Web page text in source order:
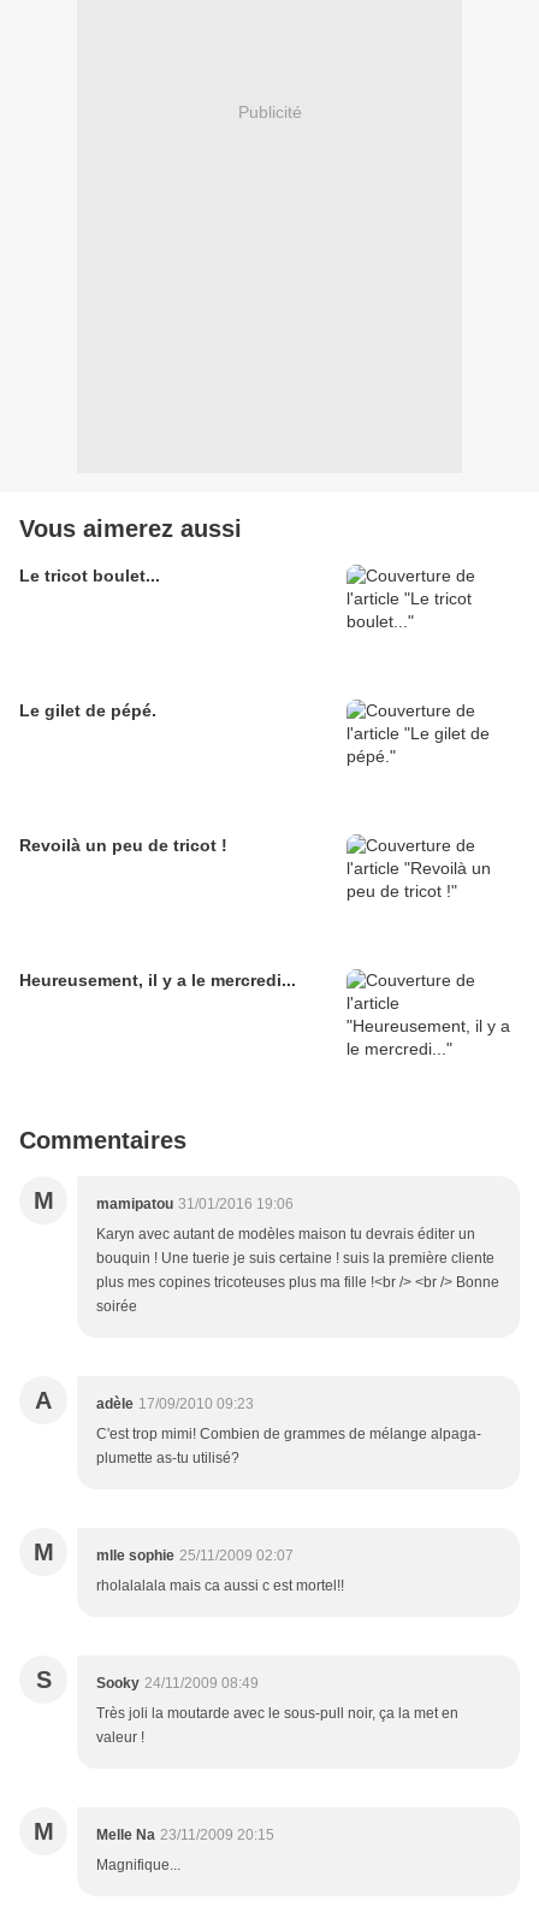
Publicité
Vous aimerez aussi
Le tricot boulet...
Le gilet de pépé.
Revoilà un peu de tricot !
Heureusement, il y a le mercredi...
Commentaires
M mamipatou 31/01/2016 19:06
Karyn avec autant de modèles maison tu devrais éditer un
bouquin ! Une tuerie je suis certaine ! suis la première cliente
plus mes copines tricoteuses plus ma fille !<br /> <br /> Bonne
soirée
A adèle 17/09/2010 09:23
C'est trop mimi! Combien de grammes de mélange alpaga-
plumette as-tu utilisé?
M mlle sophie 25/11/2009 02:07
rholalalala mais ca aussi c est mortel!!
S Sooky 24/11/2009 08:49
Très joli la moutarde avec le sous-pull noir, ça la met en
valeur !
M Melle Na 23/11/2009 20:15
Magnifique...